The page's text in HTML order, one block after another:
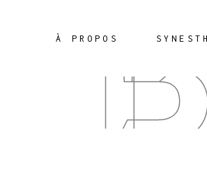
À PROPOS